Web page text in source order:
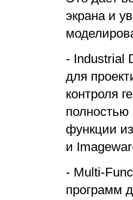
экрана и
- Industrial
для
контроля
функции
и
- Multi-
программ